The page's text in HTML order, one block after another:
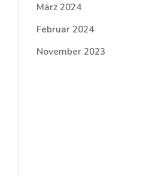
März 2024
Februar 2024
November 2023